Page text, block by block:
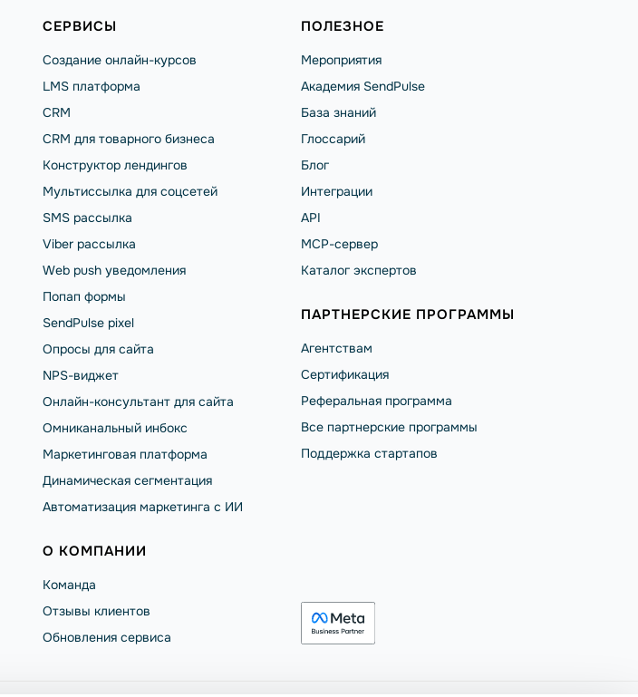
СЕРВИСЫ
Создание онлайн-курсов
LMS платформа
CRM
CRM для товарного бизнеса
Конструктор лендингов
Мультиссылка для соцсетей
SMS рассылка
Viber рассылка
Web push уведомления
Попап формы
SendPulse pixel
Опросы для сайта
NPS-виджет
Онлайн-консультант для сайта
Омниканальный инбокс
Маркетинговая платформа
Динамическая сегментация
Автоматизация маркетинга с ИИ
О КОМПАНИИ
Команда
Отзывы клиентов
Обновления сервиса
ПОЛЕЗНОЕ
Мероприятия
Академия SendPulse
База знаний
Глоссарий
Блог
Интеграции
API
MCP-сервер
Каталог экспертов
ПАРТНЕРСКИЕ ПРОГРАММЫ
Агентствам
Сертификация
Реферальная программа
Все партнерские программы
Поддержка стартапов